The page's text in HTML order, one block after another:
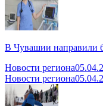
В Чувашии направили
Новости региона
Новости региона